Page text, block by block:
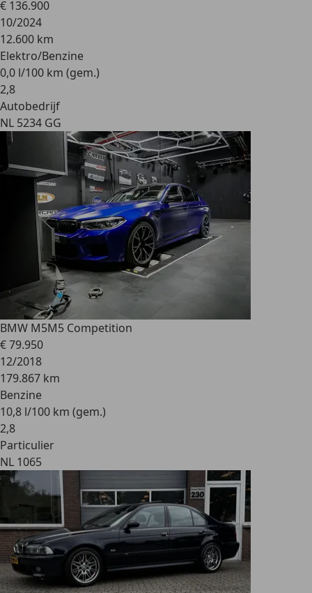
€ 136.900
10/2024
12.600 km
Elektro/Benzine
0,0 l/100 km (gem.)
2,8
Autobedrijf
NL 5234 GG
BMW M5M5 Competition
€ 79.950
12/2018
179.867 km
Benzine
10,8 l/100 km (gem.)
2,8
Particulier
NL 1065